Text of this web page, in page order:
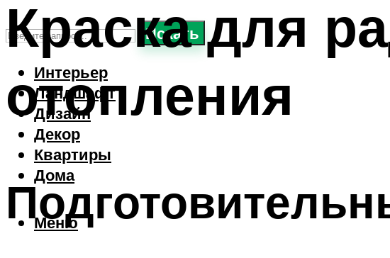
Искать
Интерьер
Ландшафт
Дизайн
Декор
Квартиры
Дома
Меню
Краска для
отопления